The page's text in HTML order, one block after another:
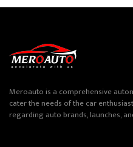
Meroauto is a comprehensive
cater the needs of the car
regarding auto brands, launches,